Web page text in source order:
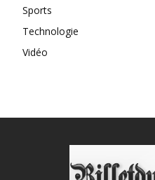
Sports
Technologie
Vidéo